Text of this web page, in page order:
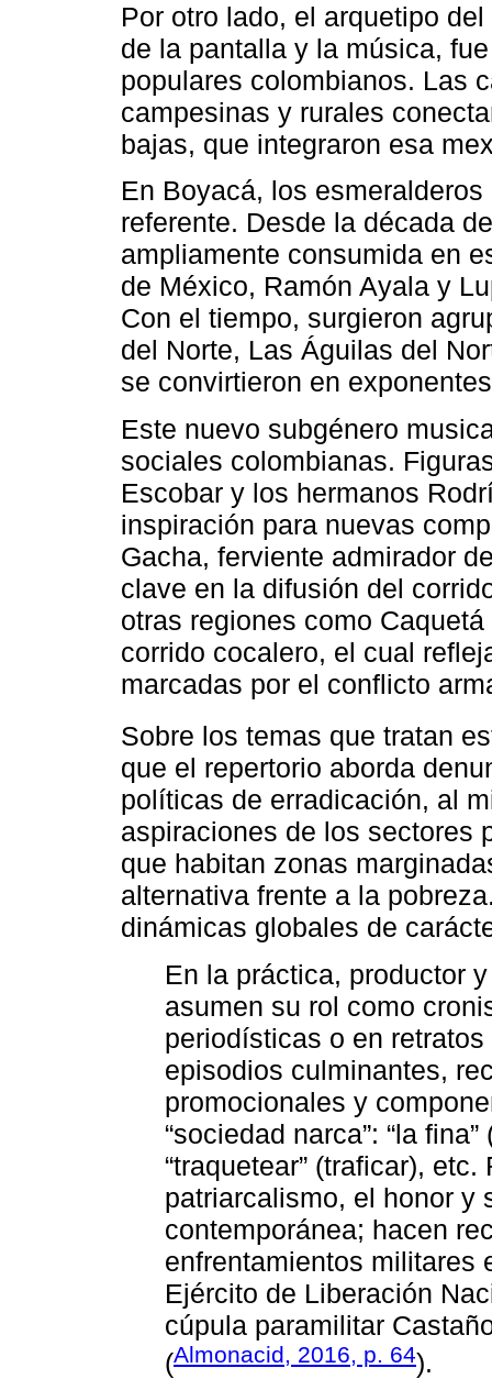
Por otro lado, el arquetipo
de la pantalla y la música,
populares colombianos. Las
campesinas y rurales
bajas, que integraron esa
En Boyacá, los
referente. Desde la década
ampliamente consumida en
de México, Ramón Ayala y
Con el tiempo, surgieron
del Norte, Las Águilas del
se convirtieron en
Este nuevo subgénero
sociales colombianas.
Escobar y los hermanos
inspiración para nuevas
Gacha, ferviente admirador
clave en la difusión del
otras regiones como
corrido cocalero, el cual
marcadas por el conflicto
Sobre los temas que tratan
que el repertorio aborda
políticas de erradicación, al
aspiraciones de los sectores
que habitan zonas
alternativa frente a la
dinámicas globales de
En la práctica, productor
asumen su rol como
periodísticas o en
episodios culminantes,
promocionales y
“sociedad narca”: “la
“traquetear” (traficar),
patriarcalismo, el honor y
contemporánea; hacen
enfrentamientos militares
Ejército de Liberación
cúpula paramilitar
(Almonacid, 2016, p. 64).